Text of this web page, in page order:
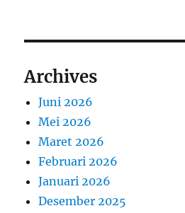
Archives
Juni 2026
Mei 2026
Maret 2026
Februari 2026
Januari 2026
Desember 2025